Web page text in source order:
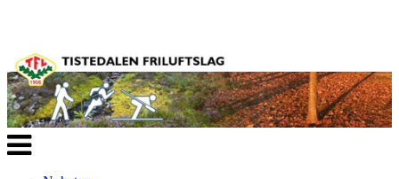
Veksle
navigasjon